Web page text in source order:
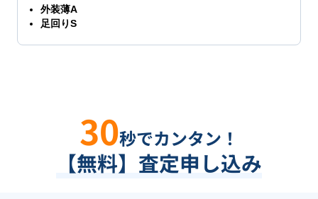
外装薄A
足回りS
30秒でカンタン！
【無料】査定申し込み